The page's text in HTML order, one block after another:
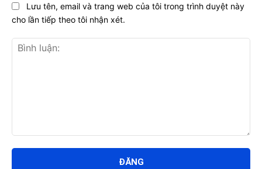
luận:
Lưu tên, email và trang web của tôi trong trình duyệt này
cho lần tiếp theo tôi nhận xét.